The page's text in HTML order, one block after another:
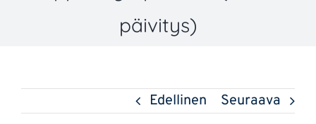
päivitys)
Edellinen Seuraava